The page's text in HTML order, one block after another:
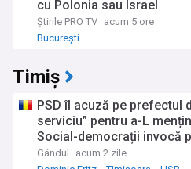
cu Polonia sau Israel
Știrile PRO TV acum 5 ore
București
Timiș
PSD îl acuză pe prefectul
serviciu” pentru a-L
Social-democrații invocă
Gândul
acum 2 zile